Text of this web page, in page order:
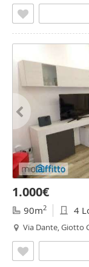
1.000€
90m2 4
Via Dante, Giotto